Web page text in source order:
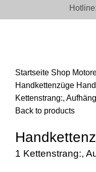
Hotline:
Startseite Shop
Handkettenzüge
Kettenstrang:,
Back to products
1 Kettenstrang:,